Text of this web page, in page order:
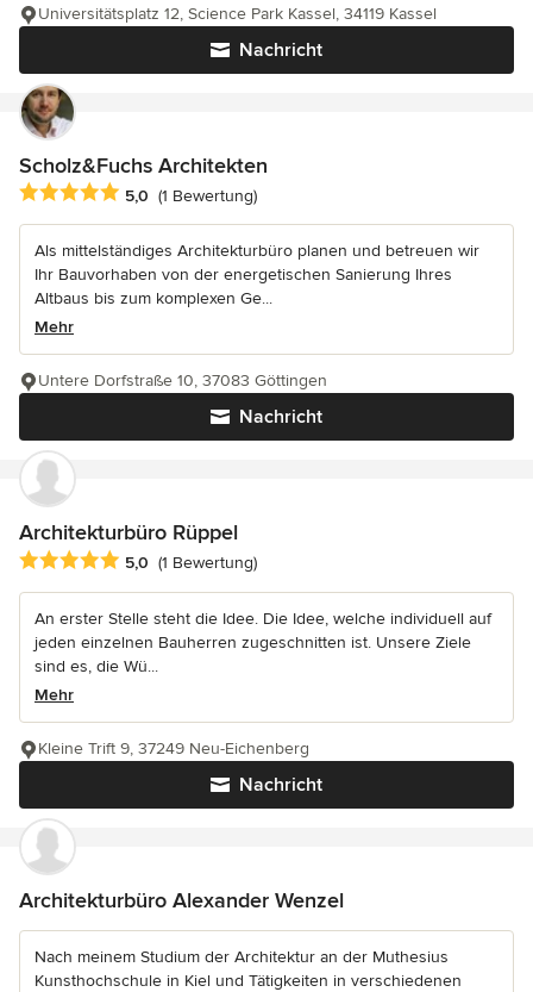
Nachricht
Universitätsplatz 12, Science Park Kassel, 34119 Kassel
Scholz&Fuchs Architekten
Durchschnittliche Bewertung: 5 von 5 Sternen
5,0 (1 Bewertung)
Als mittelständiges Architekturbüro planen und betreuen wir
Ihr Bauvorhaben von der energetischen Sanierung Ihres
Altbaus bis zum komplexen Ge...
Mehr
Nachricht
Untere Dorfstraße 10, 37083 Göttingen
Architekturbüro Rüppel
Durchschnittliche Bewertung: 5 von 5 Sternen
5,0 (1 Bewertung)
An erster Stelle steht die Idee. Die Idee, welche individuell auf
jeden einzelnen Bauherren zugeschnitten ist. Unsere Ziele
sind es, die Wü...
Mehr
Nachricht
Kleine Trift 9, 37249 Neu-Eichenberg
Architekturbüro Alexander Wenzel
Nach meinem Studium der Architektur an der Muthesius
Kunsthochschule in Kiel und Tätigkeiten in verschiedenen